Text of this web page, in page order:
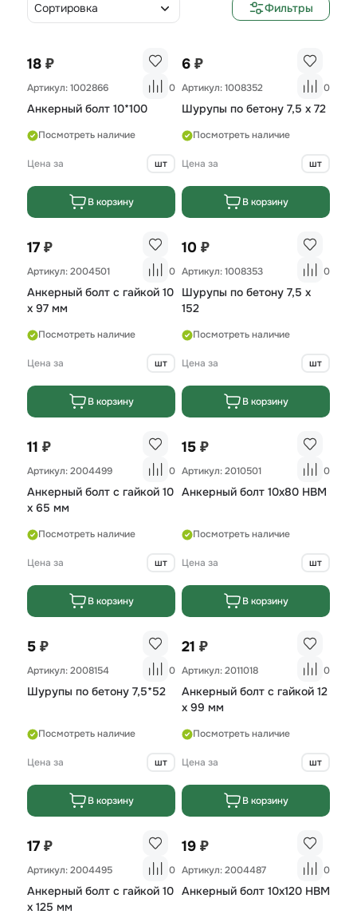
Сортировка Фильтры
18 ₽
Артикул: 1002866 0
Анкерный болт 10*100
Посмотреть наличие
Цена за шт
В корзину
6 ₽
Артикул: 1008352 0
Шурупы по бетону 7,5 х 72
Посмотреть наличие
Цена за шт
В корзину
17 ₽
Артикул: 2004501 0
Анкерный болт с гайкой 10
х 97 мм
Посмотреть наличие
Цена за шт
В корзину
10 ₽
Артикул: 1008353 0
Шурупы по бетону 7,5 х
152
Посмотреть наличие
Цена за шт
В корзину
11 ₽
Артикул: 2004499 0
Анкерный болт с гайкой 10
х 65 мм
Посмотреть наличие
Цена за шт
В корзину
15 ₽
Артикул: 2010501 0
Анкерный болт 10x80 HBM
Посмотреть наличие
Цена за шт
В корзину
5 ₽
Артикул: 2008154 0
Шурупы по бетону 7,5*52
Посмотреть наличие
Цена за шт
В корзину
21 ₽
Артикул: 2011018 0
Анкерный болт с гайкой 12
х 99 мм
Посмотреть наличие
Цена за шт
В корзину
17 ₽
Артикул: 2004495 0
Анкерный болт с гайкой 10
х 125 мм
19 ₽
Артикул: 2004487 0
Анкерный болт 10х120 НВМ